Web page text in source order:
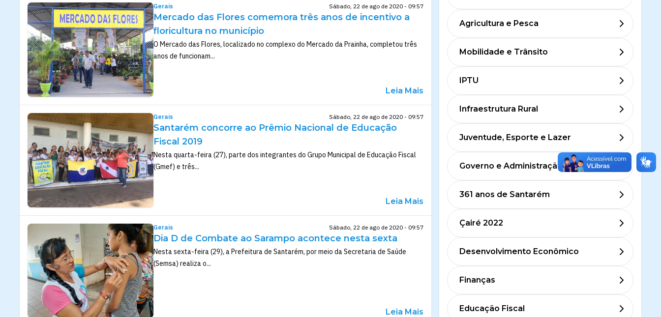
Gerais Sábado, 22 de ago de 2020 - 09:57
Mercado das Flores comemora três anos de incentivo a
floricultura no município
O Mercado das Flores, localizado no complexo do Mercado da Prainha, completou três
anos de funcionam...
Leia Mais
Gerais Sábado, 22 de ago de 2020 - 09:57
Santarém concorre ao Prêmio Nacional de Educação
Fiscal 2019
Nesta quarta-feira (27), parte dos integrantes do Grupo Municipal de Educação Fiscal
(Gmef) e três...
Leia Mais
Gerais Sábado, 22 de ago de 2020 - 09:57
Dia D de Combate ao Sarampo acontece nesta sexta
Nesta sexta-feira (29), a Prefeitura de Santarém, por meio da Secretaria de Saúde
(Semsa) realiza o...
Leia Mais
Agricultura e Pesca
Mobilidade e Trânsito
IPTU
Infraestrutura Rural
Juventude, Esporte e Lazer
Governo e Administração
361 anos de Santarém
Çairé 2022
Desenvolvimento Econômico
Finanças
Educação Fiscal